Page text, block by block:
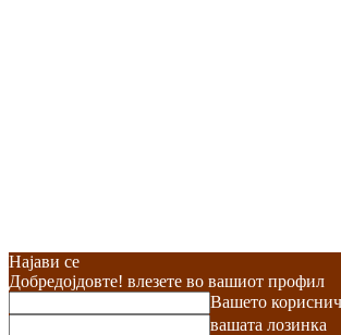
Најави се
Добредојдовте! влезете во вашиот профил
Вашето
вашата лозинка